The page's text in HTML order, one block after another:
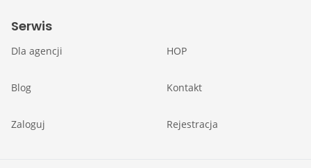
Serwis
Dla agencji HOP
Blog Kontakt
Zaloguj Rejestracja